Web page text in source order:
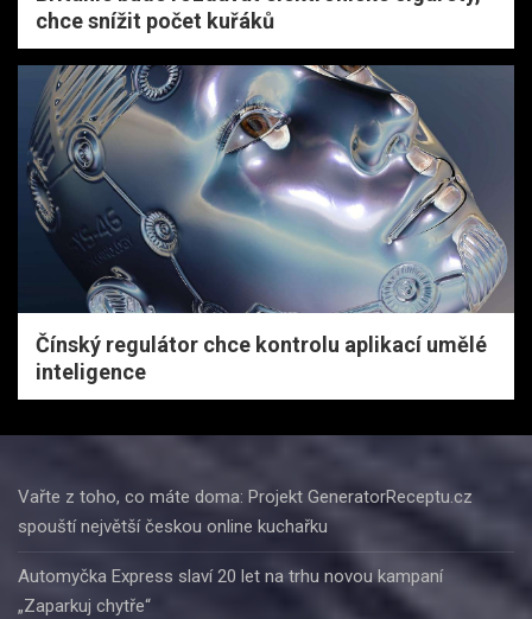
chce snížit počet kuřáků
Čínský regulátor chce kontrolu aplikací umělé
inteligence
Vařte z toho, co máte doma: Projekt GeneratorReceptu.cz
spouští největší českou online kuchařku
Automyčka Express slaví 20 let na trhu novou kampaní
„Zaparkuj chytře“